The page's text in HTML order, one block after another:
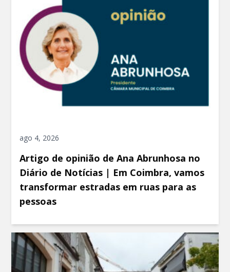
ago 4, 2026
Artigo de opinião de Ana Abrunhosa no
Diário de Notícias | Em Coimbra, vamos
transformar estradas em ruas para as
pessoas